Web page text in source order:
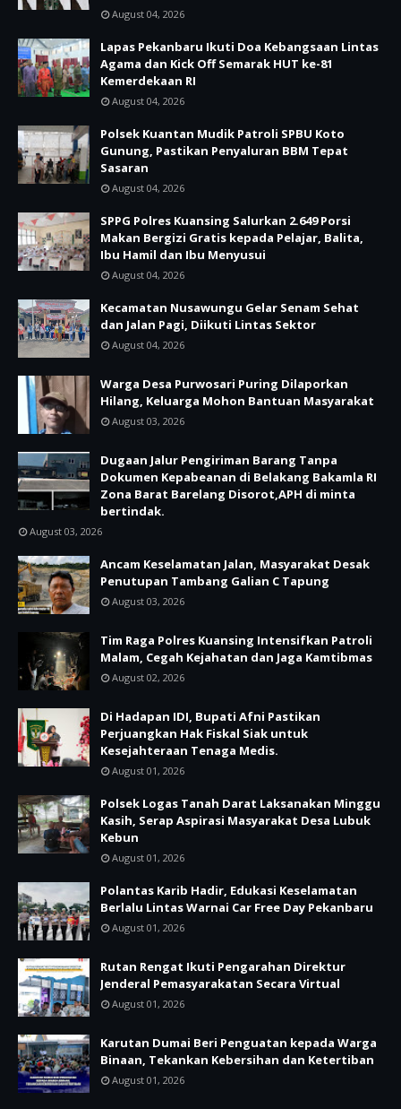
August 04, 2026
Lapas Pekanbaru Ikuti Doa Kebangsaan Lintas
Agama dan Kick Off Semarak HUT ke-81
Kemerdekaan RI
August 04, 2026
Polsek Kuantan Mudik Patroli SPBU Koto
Gunung, Pastikan Penyaluran BBM Tepat
Sasaran
August 04, 2026
SPPG Polres Kuansing Salurkan 2.649 Porsi
Makan Bergizi Gratis kepada Pelajar, Balita,
Ibu Hamil dan Ibu Menyusui
August 04, 2026
Kecamatan Nusawungu Gelar Senam Sehat
dan Jalan Pagi, Diikuti Lintas Sektor
August 04, 2026
Warga Desa Purwosari Puring Dilaporkan
Hilang, Keluarga Mohon Bantuan Masyarakat
August 03, 2026
Dugaan Jalur Pengiriman Barang Tanpa
Dokumen Kepabeanan di Belakang Bakamla RI
Zona Barat Barelang Disorot,APH di minta
bertindak.
August 03, 2026
Ancam Keselamatan Jalan, Masyarakat Desak
Penutupan Tambang Galian C Tapung
August 03, 2026
Tim Raga Polres Kuansing Intensifkan Patroli
Malam, Cegah Kejahatan dan Jaga Kamtibmas
August 02, 2026
Di Hadapan IDI, Bupati Afni Pastikan
Perjuangkan Hak Fiskal Siak untuk
Kesejahteraan Tenaga Medis.
August 01, 2026
Polsek Logas Tanah Darat Laksanakan Minggu
Kasih, Serap Aspirasi Masyarakat Desa Lubuk
Kebun
August 01, 2026
Polantas Karib Hadir, Edukasi Keselamatan
Berlalu Lintas Warnai Car Free Day Pekanbaru
August 01, 2026
Rutan Rengat Ikuti Pengarahan Direktur
Jenderal Pemasyarakatan Secara Virtual
August 01, 2026
Karutan Dumai Beri Penguatan kepada Warga
Binaan, Tekankan Kebersihan dan Ketertiban
August 01, 2026